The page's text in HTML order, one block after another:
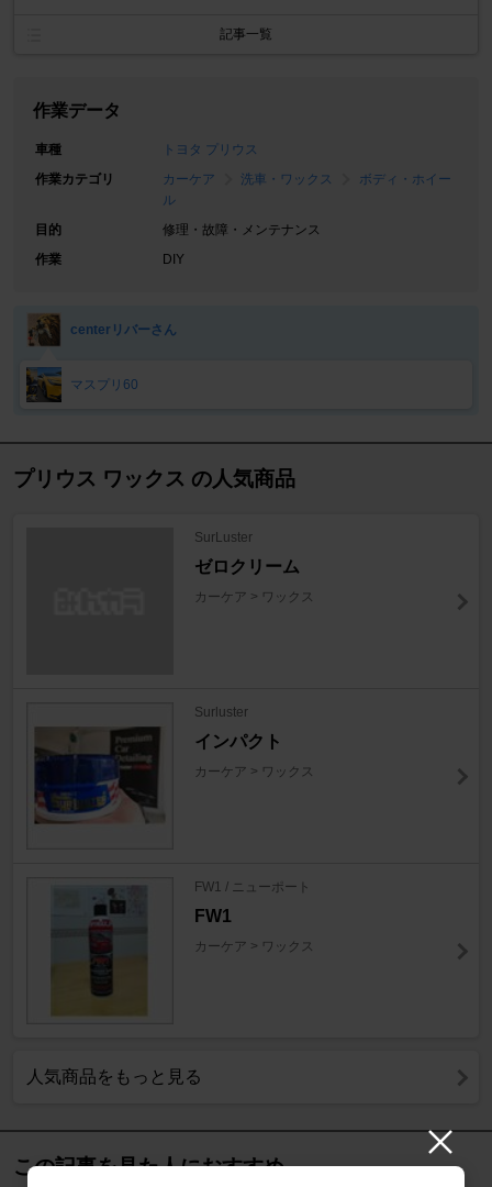
記事一覧
作業データ
車種
トヨタ プリウス
作業カテゴリ
カーケア 洗車・ワックス
ボディ・ホイー
ル
目的
修理・故障・メンテナンス
作業
DIY
centerリバーさん
マスプリ60
プリウス ワックス の人気商品
SurLuster
ゼロクリーム
カーケア > ワックス
Surluster
インパクト
カーケア > ワックス
FW1 / ニューポート
FW1
カーケア > ワックス
人気商品をもっと見る
この記事を見た人におすすめ